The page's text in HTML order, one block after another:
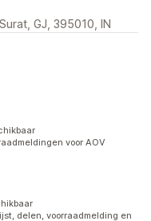
GJ, 395010, IN
voor AOV
delen, voorraadmelding en